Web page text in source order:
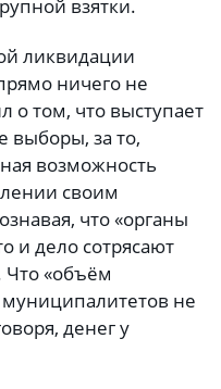
взятки.
ликвидации
ничего не
о том, что выступает
выборы, за то,
возможность
своим
что «органы
и дело сотрясают
Что «объём
муниципалитетов не
денег у